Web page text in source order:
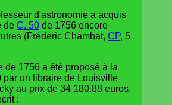
d'astronomie a acquis
de C. 50 de 1756 encore
(Frédéric Chambat, CP, 5
de 1756 a été proposé à la
par un libraire de Louisville
au prix de 34 180.88 euros.
: